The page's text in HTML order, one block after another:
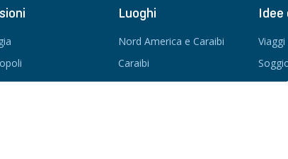
Luoghi
Nord America e Caraibi
Caraibi
America Latina
Idee
Tour